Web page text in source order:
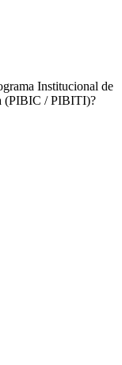
Institucional de
(PIBIC / PIBITI)?